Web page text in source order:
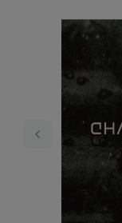
Previous